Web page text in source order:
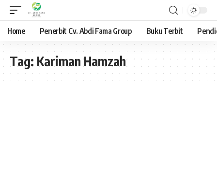
Home Penerbit Cv. Abdi Fama Group Buku Terbit
Tag: Kariman Hamzah